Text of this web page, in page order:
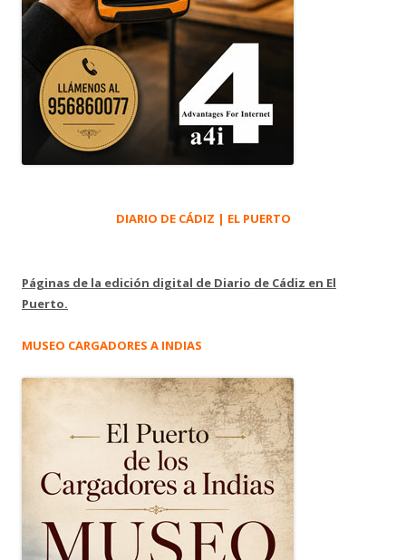
DIARIO DE CÁDIZ | EL PUERTO
Páginas de la edición digital de Diario de Cádiz en El
Puerto.
MUSEO CARGADORES A INDIAS